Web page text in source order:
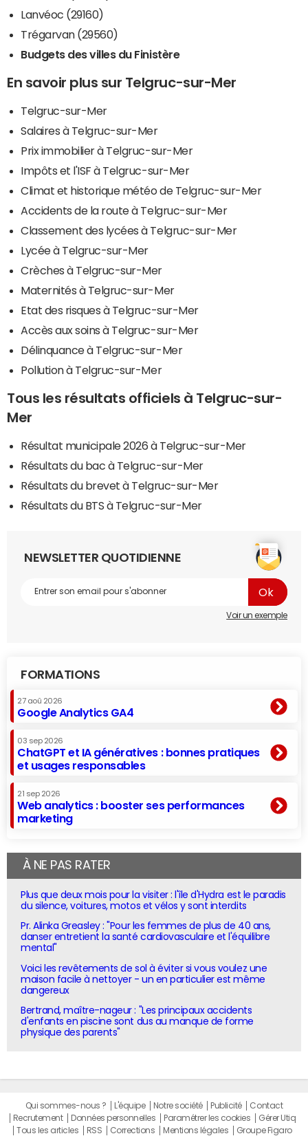
Lanvéoc (29160)
Trégarvan (29560)
Budgets des villes du Finistère
En savoir plus sur Telgruc-sur-Mer
Telgruc-sur-Mer
Salaires à Telgruc-sur-Mer
Prix immobilier à Telgruc-sur-Mer
Impôts et l'ISF à Telgruc-sur-Mer
Climat et historique météo de Telgruc-sur-Mer
Accidents de la route à Telgruc-sur-Mer
Classement des lycées à Telgruc-sur-Mer
Lycée à Telgruc-sur-Mer
Crèches à Telgruc-sur-Mer
Maternités à Telgruc-sur-Mer
Etat des risques à Telgruc-sur-Mer
Accès aux soins à Telgruc-sur-Mer
Délinquance à Telgruc-sur-Mer
Pollution à Telgruc-sur-Mer
Tous les résultats officiels à Telgruc-sur-
Mer
Résultat municipale 2026 à Telgruc-sur-Mer
Résultats du bac à Telgruc-sur-Mer
Résultats du brevet à Telgruc-sur-Mer
Résultats du BTS à Telgruc-sur-Mer
NEWSLETTER QUOTIDIENNE
Voir un exemple
FORMATIONS
27 aoû 2026
Google Analytics GA4
03 sep 2026
ChatGPT et IA génératives : bonnes pratiques
et usages responsables
21 sep 2026
Web analytics : booster ses performances
marketing
À NE PAS RATER
Plus que deux mois pour la visiter : l'île d'Hydra est le paradis
du silence, voitures, motos et vélos y sont interdits
Pr. Alinka Greasley : "Pour les femmes de plus de 40 ans,
danser entretient la santé cardiovasculaire et l'équilibre
mental"
Voici les revêtements de sol à éviter si vous voulez une
maison facile à nettoyer - un en particulier est même
dangereux
Bertrand, maître-nageur : "Les principaux accidents
d'enfants en piscine sont dus au manque de forme
physique des parents"
Qui sommes-nous ? L'équipe Notre société Publicité
Contact
Recrutement
Données personnelles Paramétrer les cookies
Gérer Utiq
Tous les articles
RSS Corrections Mentions légales Groupe Figaro